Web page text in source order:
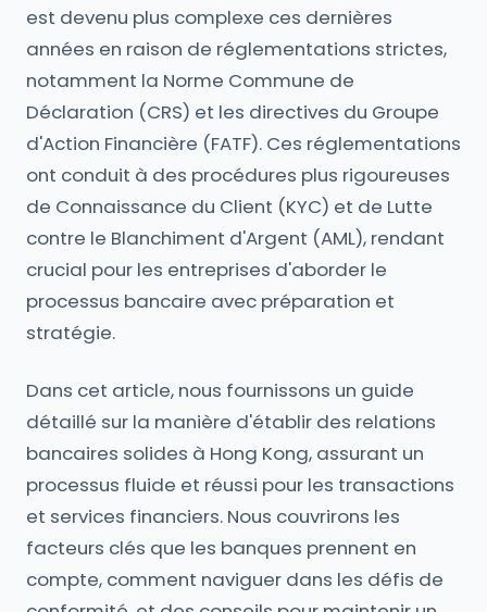
est devenu plus complexe ces dernières
années en raison de réglementations strictes,
notamment la Norme Commune de
Déclaration (CRS) et les directives du Groupe
d'Action Financière (FATF). Ces réglementations
ont conduit à des procédures plus rigoureuses
de Connaissance du Client (KYC) et de Lutte
contre le Blanchiment d'Argent (AML), rendant
crucial pour les entreprises d'aborder le
processus bancaire avec préparation et
stratégie.
Dans cet article, nous fournissons un guide
détaillé sur la manière d'établir des relations
bancaires solides à Hong Kong, assurant un
processus fluide et réussi pour les transactions
et services financiers. Nous couvrirons les
facteurs clés que les banques prennent en
compte, comment naviguer dans les défis de